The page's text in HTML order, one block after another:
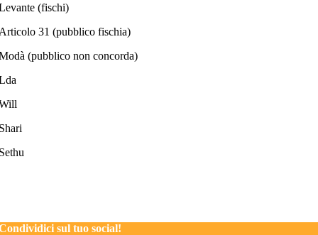
(fischi)
31 (pubblico fischia)
(pubblico non concorda)
sul tuo social!